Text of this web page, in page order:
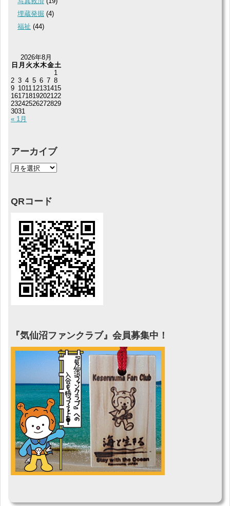
埋蔵発掘 (4)
福祉 (44)
2026年8月
日 月 火水木金土
« 1月
1
2 3 4 5 6 7 8
9 1011 12131415
161718192021 22
23242526272829
3031
アーカイブ
QRコード
『気仙沼ファンクラブ』会員募集中！